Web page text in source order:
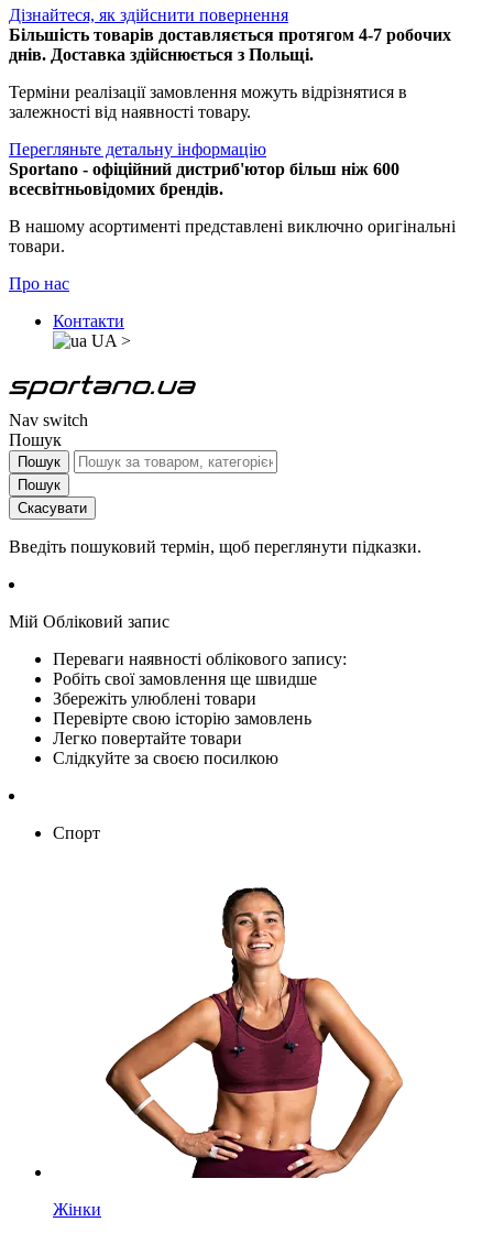
Дізнайтеся, як здійснити повернення
Більшість товарів доставляється протягом 4-7 робочих
днів. Доставка здійснюється з Польщі.
Терміни реалізації замовлення можуть відрізнятися в
залежності від наявності товару.
Перегляньте детальну інформацію
Sportano - офіційний дистриб'ютор більш ніж 600
всесвітньовідомих брендів.
В нашому асортименті представлені виключно оригінальні
товари.
Про нас
Контакти
UA >
Nav switch
Пошук
Пошук
Пошук
Скасувати
Введіть пошуковий термін, щоб переглянути підказки.
Мій Обліковий запис
Переваги наявності облікового запису:
Робіть свої замовлення ще швидше
Збережіть улюблені товари
Перевірте свою історію замовлень
Легко повертайте товари
Слідкуйте за своєю посилкою
Спорт
Жінки